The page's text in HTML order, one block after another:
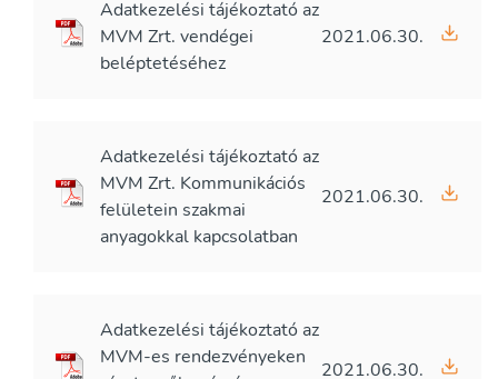
Adatkezelési tájékoztató az
MVM Zrt. vendégei
beléptetéséhez
2021.06.30.
Adatkezelési tájékoztató az
MVM Zrt. Kommunikációs
felületein szakmai
anyagokkal kapcsolatban
2021.06.30.
Adatkezelési tájékoztató az
MVM-es rendezvényeken
2021.06.30.